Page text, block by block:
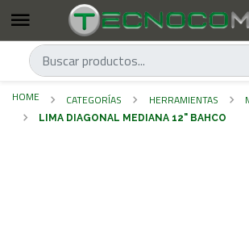
HOME CATEGORÍAS HERRAMIENTAS
LIMA DIAGONAL MEDIANA 12" BAHCO